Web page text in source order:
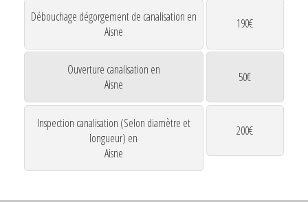
Débouchage dégorgement de canalisation en
Aisne
190€
Ouverture canalisation en
Aisne
50€
Inspection canalisation (Selon diamètre et
longueur) en
Aisne
200€